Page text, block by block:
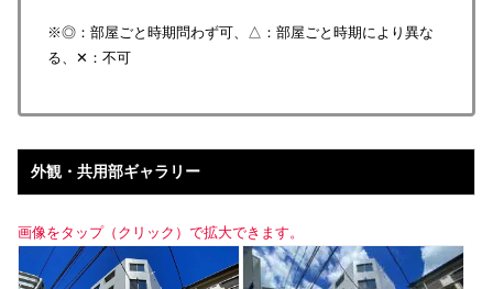
※◎：部屋ごと時期問わず可、△：部屋ごと時期により異な
る、✕：不可
外観・共用部ギャラリー
画像をタップ（クリック）で拡大できます。